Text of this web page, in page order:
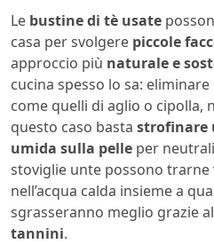
Le bustine di tè usate
casa per svolgere piccole
approccio più naturale e
cucina spesso lo sa: eliminare
come quelli di aglio o cipolla,
questo caso basta strofinare
umida sulla pelle per
stoviglie unte possono
nell’acqua calda insieme a
sgrasseranno meglio grazie
tannini.